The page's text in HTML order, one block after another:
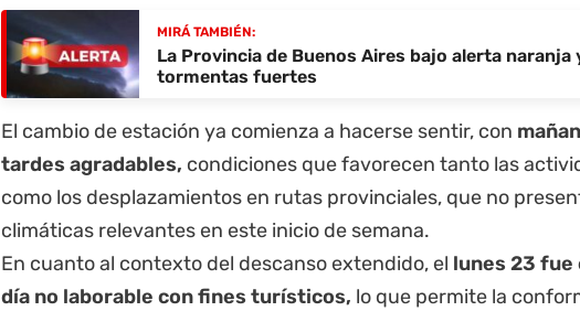
MIRÁ TAMBIÉN:
La Provincia de Buenos Aires bajo alerta naranja
tormentas fuertes
El cambio de estación ya comienza a hacerse sentir, con
tardes agradables, condiciones que favorecen tanto las
como los desplazamientos en rutas provinciales, que no
climáticas relevantes en este inicio de semana.
En cuanto al contexto del descanso extendido, el lunes 23 fue
día no laborable con fines turísticos, lo que permite la